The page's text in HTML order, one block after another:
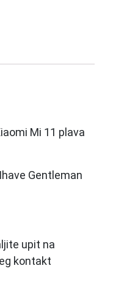
Mi 11 plava
Gentleman
upit na
kontakt